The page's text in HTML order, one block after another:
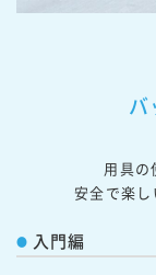
バ
用具の
安全で楽し
入門編